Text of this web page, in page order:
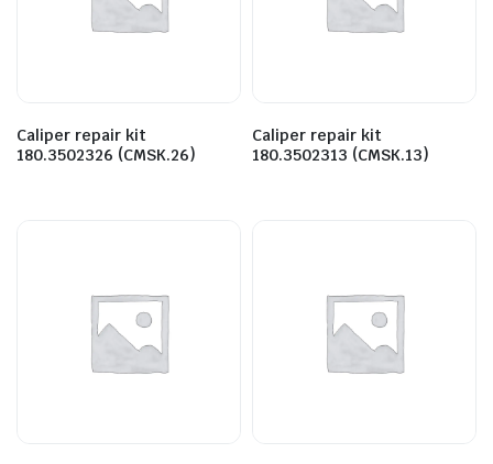
Caliper repair kit
180.3502326 (CMSK.26)
Caliper repair kit
180.3502313 (CMSK.13)